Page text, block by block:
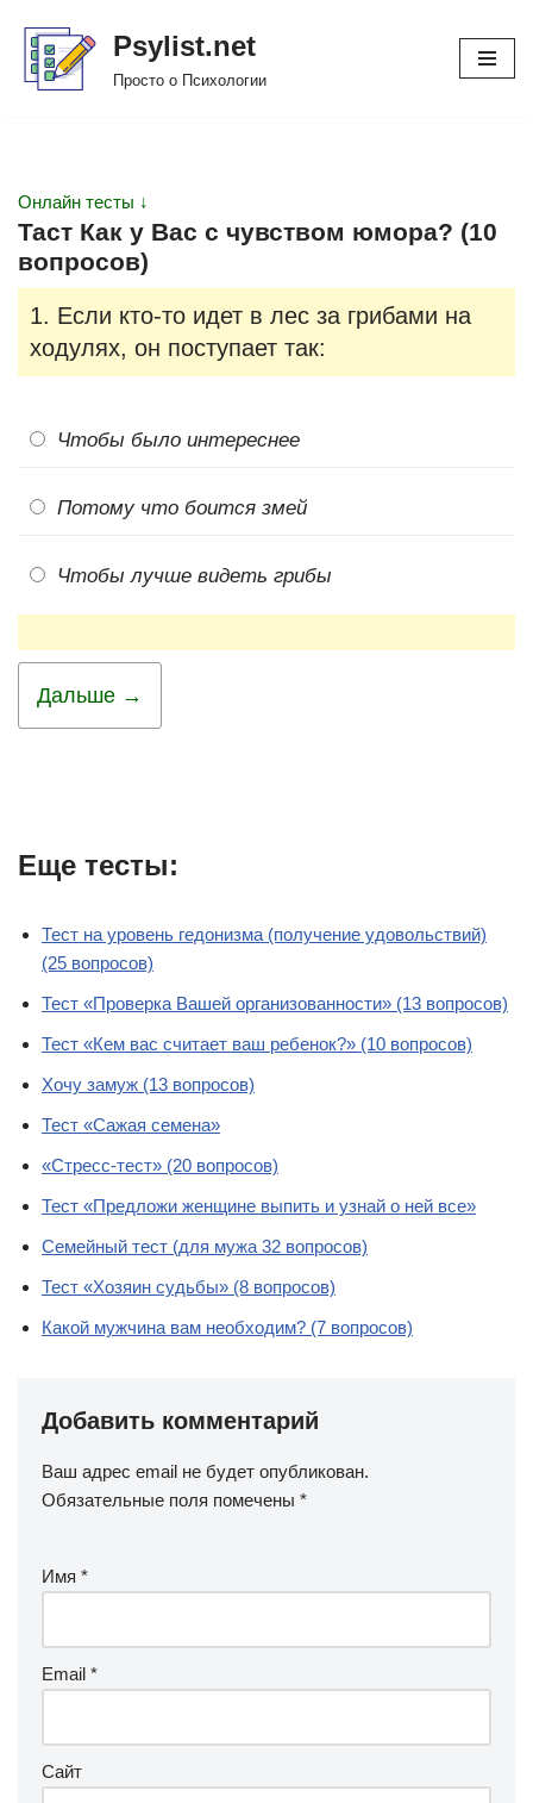
Перейти
Psylist.net
Просто о Психологии
Онлайн тесты ↓
Таст Как у Вас с чувством юмора? (10
вопросов)
1. Если кто-то идет в лес за грибами на
ходулях, он поступает так:
Чтобы было интереснее
Потому что боится змей
Чтобы лучше видеть грибы
Дальше →
Еще тесты:
Тест на уровень гедонизма (получение удовольствий)
(25 вопросов)
Тест «Проверка Вашей организованности» (13 вопросов)
Тест «Кем вас считает ваш ребенок?» (10 вопросов)
Хочу замуж (13 вопросов)
Тест «Сажая семена»
«Стресс-тест» (20 вопросов)
Тест «Предложи женщине выпить и узнай о ней все»
Семейный тест (для мужа 32 вопросов)
Тест «Хозяин судьбы» (8 вопросов)
Какой мужчина вам необходим? (7 вопросов)
Добавить комментарий
Ваш адрес email не будет опубликован.
Обязательные поля помечены *
Имя *
Email *
Сайт